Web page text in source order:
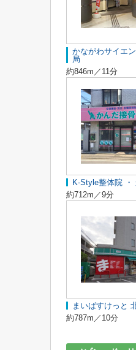
かながわサイエ
局
約846m／11分
K-Style整体院 ・
約712m／9分
まいばすけっと
約787m／10分